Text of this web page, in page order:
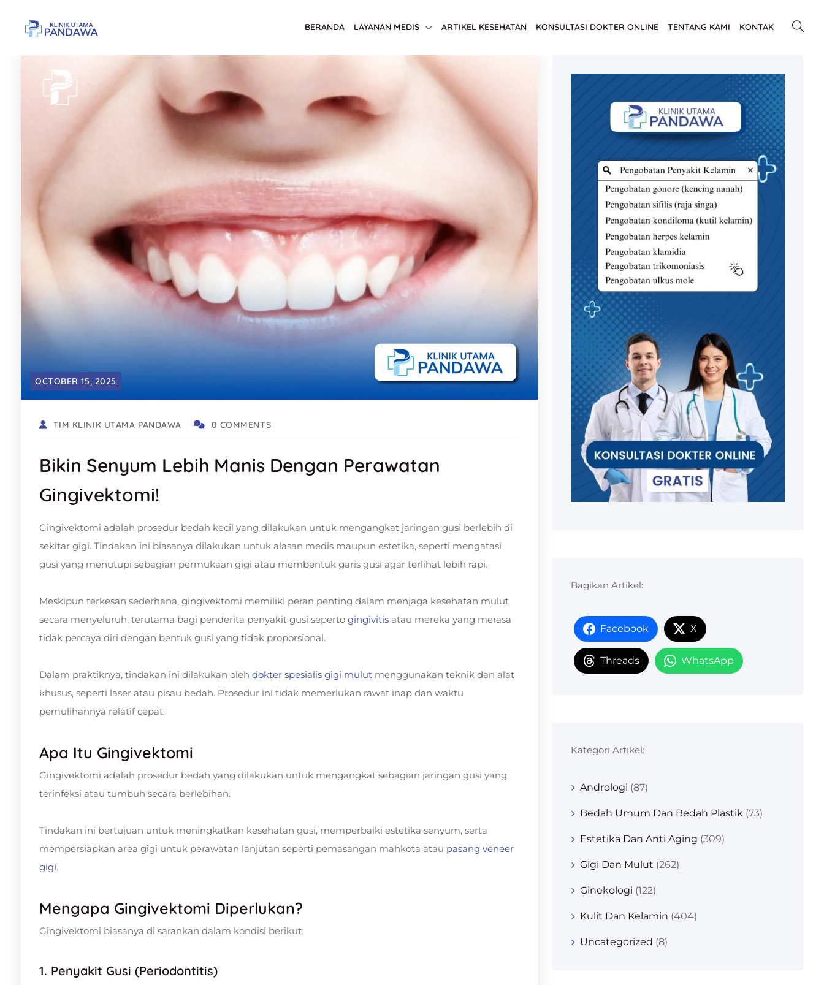
BERANDA LAYANAN MEDIS ARTIKEL KESEHATAN KONSULTASI DOKTER ONLINE TENTANG KAMI KONTAK
OCTOBER 15, 2025
TIM KLINIK UTAMA PANDAWA 0 COMMENTS
Bikin Senyum Lebih Manis Dengan Perawatan
Gingivektomi!
Gingivektomi adalah prosedur bedah kecil yang dilakukan untuk mengangkat jaringan gusi berlebih di
sekitar gigi. Tindakan ini biasanya dilakukan untuk alasan medis maupun estetika, seperti mengatasi
gusi yang menutupi sebagian permukaan gigi atau membentuk garis gusi agar terlihat lebih rapi.
Meskipun terkesan sederhana, gingivektomi memiliki peran penting dalam menjaga kesehatan mulut
secara menyeluruh, terutama bagi penderita penyakit gusi seperto gingivitis atau mereka yang merasa
tidak percaya diri dengan bentuk gusi yang tidak proporsional.
Dalam praktiknya, tindakan ini dilakukan oleh dokter spesialis gigi mulut menggunakan teknik dan alat
khusus, seperti laser atau pisau bedah. Prosedur ini tidak memerlukan rawat inap dan waktu
pemulihannya relatif cepat.
Apa Itu Gingivektomi
Gingivektomi adalah prosedur bedah yang dilakukan untuk mengangkat sebagian jaringan gusi yang
terinfeksi atau tumbuh secara berlebihan.
Tindakan ini bertujuan untuk meningkatkan kesehatan gusi, memperbaiki estetika senyum, serta
mempersiapkan area gigi untuk perawatan lanjutan seperti pemasangan mahkota atau pasang veneer
gigi.
Mengapa Gingivektomi Diperlukan?
Gingivektomi biasanya di sarankan dalam kondisi berikut:
1. Penyakit Gusi (Periodontitis)
Bagikan Artikel:
Facebook X
Threads WhatsApp
Kategori Artikel:
Andrologi (87)
Bedah Umum Dan Bedah Plastik (73)
Estetika Dan Anti Aging (309)
Gigi Dan Mulut (262)
Ginekologi (122)
Kulit Dan Kelamin (404)
Uncategorized (8)